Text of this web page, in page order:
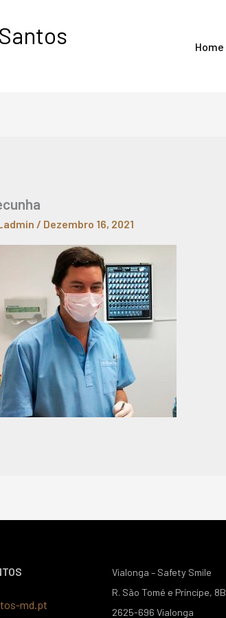
Home
/ Dezembro 16, 2021
md.pt
Vialonga – Safety Smile
R. São Tomé e Príncipe, 8B
2625-696 Vialonga